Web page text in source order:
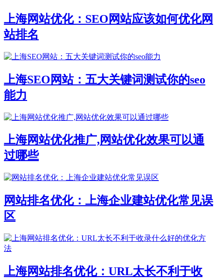
上海网站优化：SEO网站应该如何优化网
站排名
上海SEO网站：五大关键词测试你的seo
能力
上海网站优化推广,网站优化效果可以通
过哪些
网站排名优化：上海企业建站优化常见误
区
上海网站排名优化：URL太长不利于收